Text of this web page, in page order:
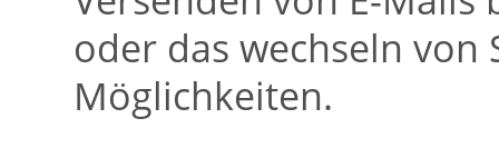
oder das wechseln
Möglichkeiten.